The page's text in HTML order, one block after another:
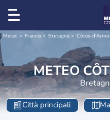
Meteo Francia Bretagna Côtes-
METEO
Città principali